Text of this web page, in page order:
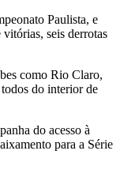
Paulista, e
seis derrotas
como Rio Claro,
do interior de
do acesso à
para a Série